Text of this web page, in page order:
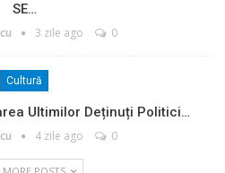
SE…
3 zile ago 0
Cultură
Ultimilor Deținuți Politici…
4 zile ago 0